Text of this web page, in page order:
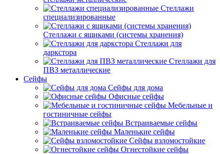
Стеллажи
специализированные
Стеллажи с ящиками (системы хранения)
Стеллажи для
даркстора
Стеллажи для
ПВЗ металлические
Сейфы
Сейфы для дома
Офисные сейфы
Мебельные и
гостиничные сейфы
Встраиваемые сейфы
Маленькие сейфы
Сейфы взломостойкие
Огнестойкие сейфы